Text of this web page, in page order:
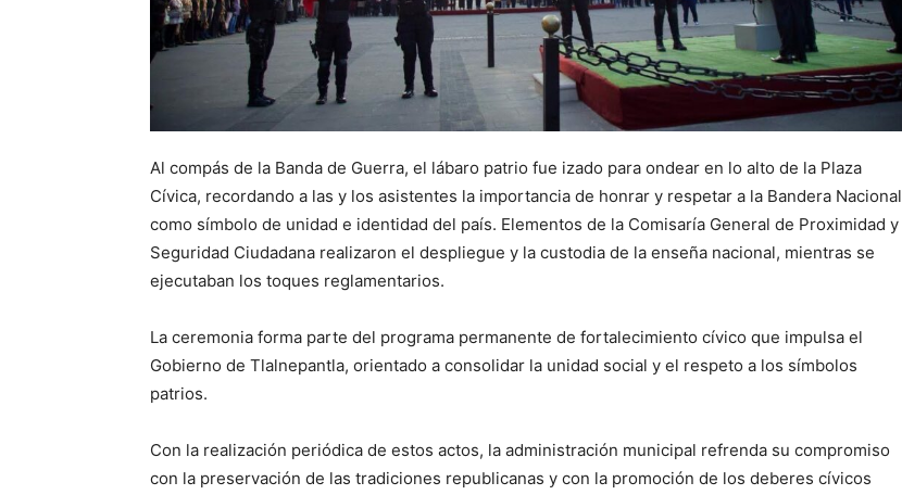
Al compás de la Banda de Guerra, el lábaro patrio fue izado para ondear en lo alto de la Plaza
Cívica, recordando a las y los asistentes la importancia de honrar y respetar a la Bandera Nacional
como símbolo de unidad e identidad del país. Elementos de la Comisaría General de Proximidad y
Seguridad Ciudadana realizaron el despliegue y la custodia de la enseña nacional, mientras se
ejecutaban los toques reglamentarios.
La ceremonia forma parte del programa permanente de fortalecimiento cívico que impulsa el
Gobierno de Tlalnepantla, orientado a consolidar la unidad social y el respeto a los símbolos
patrios.
Con la realización periódica de estos actos, la administración municipal refrenda su compromiso
con la preservación de las tradiciones republicanas y con la promoción de los deberes cívicos